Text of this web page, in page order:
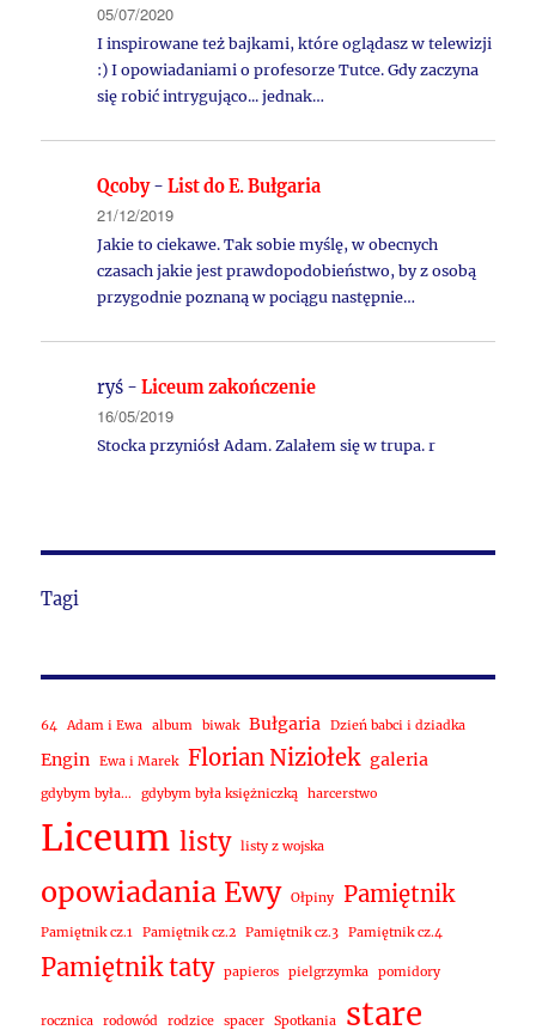
05/07/2020
I inspirowane też bajkami, które oglądasz w telewizji
:) I opowiadaniami o profesorze Tutce. Gdy zaczyna
się robić intrygująco... jednak…
Qcoby-List do E. Bułgaria
21/12/2019
Jakie to ciekawe. Tak sobie myślę, w obecnych
czasach jakie jest prawdopodobieństwo, by z osobą
przygodnie poznaną w pociągu następnie…
ryś -Liceum zakończenie
16/05/2019
Stocka przyniósł Adam. Zalałem się w trupa. r
Tagi
64 Adam i Ewa album biwak Bułgaria Dzień babci i dziadka
Engin Ewa i Marek Florian Niziołek galeria
gdybym była... gdybym była księżniczką harcerstwo
Liceum listy listy z wojska
opowiadania Ewy Ołpiny Pamiętnik
Pamiętnik cz.1 Pamiętnik cz.2 Pamiętnik cz.3 Pamiętnik cz.4
Pamiętnik taty papieros pielgrzymka pomidory
rocznica rodowód rodzice spacer Spotkania stare